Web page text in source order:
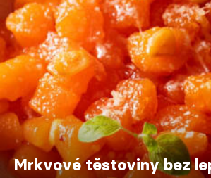
Mrkvové těstoviny bez